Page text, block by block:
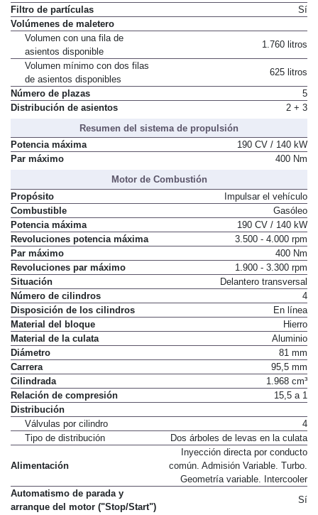
AdBlue
13 l
Filtro de partículas
Volúmenes de maletero
Volumen con una fila de
asientos disponible
Volumen mínimo con dos filas
de asientos disponibles
Número de plazas
5
Resumen del sistema de propulsión
Potencia máxima
190 CV / 140 kW
Motor de Combustión
Propósito
Impulsar el vehículo
Combustible
Gasóleo
Potencia máxima
190 CV / 140 kW
Revoluciones potencia máxima
3.500 - 4.000 rpm
Par máximo
400 Nm
Revoluciones par máximo
1.900 - 3.300 rpm
Situación
Delantero transversal
Número de cilindros
4
Disposición de los cilindros
En línea
Material del bloque
Hierro
Material de la culata
Aluminio
Diámetro
81 mm
Carrera
95,5 mm
Cilindrada
1.968 cm³
Relación de compresión
Distribución
Válvulas por cilindro
4
Dos árboles de levas en la culata
Inyección directa por conducto
común. Admisión Variable. Turbo.
Automatismo de parada y